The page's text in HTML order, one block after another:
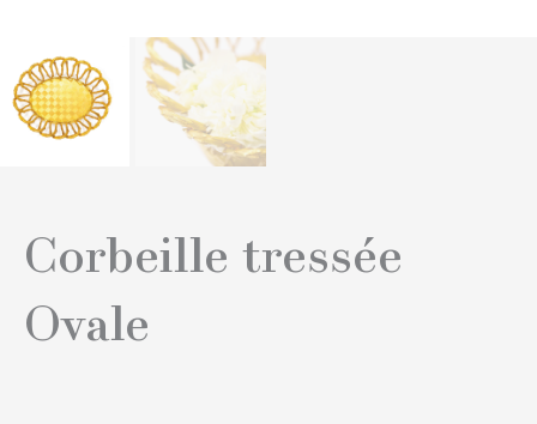
Corbeille tressée
Ovale